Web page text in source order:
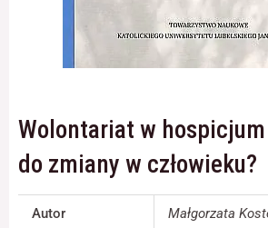
Wolontariat w
do zmiany w człowieku?
Autor Małgorzata
one
i